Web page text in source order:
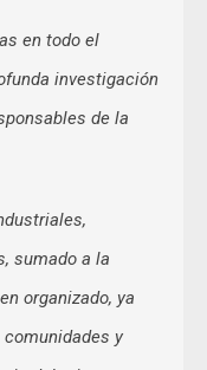
en todo el
investigación
de la
sumado a la
organizado, ya
y